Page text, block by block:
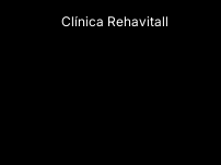
Clínica Rehavitall